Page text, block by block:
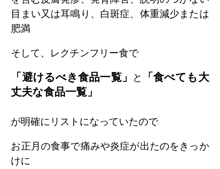
目まい又は耳鳴り、白斑症、体重減少または
肥満
そして、レクチンフリー食で
「避けるべき食品一覧」 と
「食べても大
丈夫な食品一覧」
が明確にリストになっていたので
お正月の食事で痛みや炎症が出たのをきっか
けに